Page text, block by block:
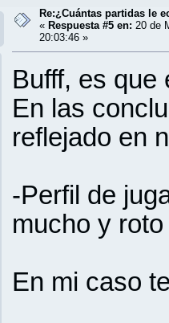
Re:¿Cuántas partidas le
« Respuesta #5 en: 20 de
20:03:46 »
Bufff, es que
En las
reflejado en
-Perfil de
mucho y
En mi caso